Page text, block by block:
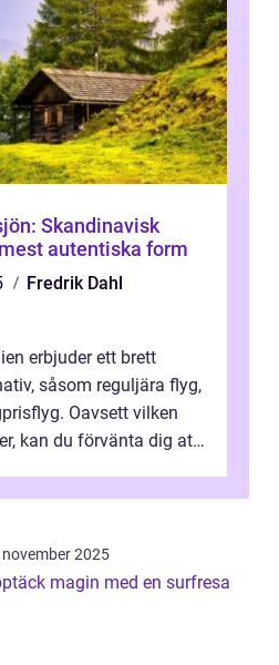
Skandinavisk
autentiska form
Fredrik Dahl
erbjuder ett brett
såsom reguljära flyg,
Oavsett vilken
kan du förvänta dig att
2025
magin med en surfresa